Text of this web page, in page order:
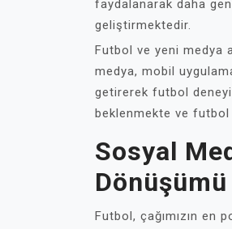
faydalanarak daha
geliştirmektedir.
Futbol ve yeni medya
medya, mobil
getirerek futbol
beklenmekte ve futbol
Sosyal
Dönüşümü
Futbol, çağımızın en